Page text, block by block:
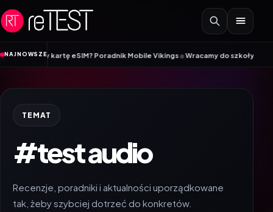
Przejdź do treści
NAJNOWSZE
kiedy kartę eSIM? Poradnik Mobile Vikings•Wracamy do szkoły z iiyama
TEMAT
#test audio
Recenzje, poradniki i aktualności uporządkowane
tak, żeby szybciej dotrzeć do konkretów.